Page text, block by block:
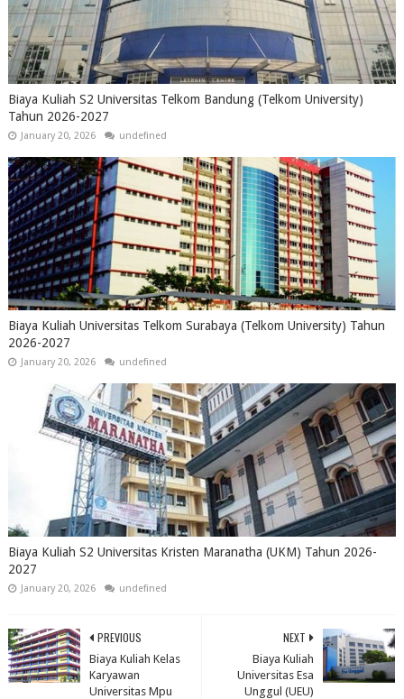
Biaya Kuliah S2 Universitas Telkom Bandung (Telkom University)
Tahun 2026-2027
January 20, 2026 undefined
Biaya Kuliah Universitas Telkom Surabaya (Telkom University) Tahun
2026-2027
January 20, 2026 undefined
Biaya Kuliah S2 Universitas Kristen Maranatha (UKM) Tahun 2026-
2027
January 20, 2026 undefined
NEXT
Biaya Kuliah
Universitas Esa
Unggul (UEU)
PREVIOUS
Biaya Kuliah Kelas
Karyawan
Universitas Mpu